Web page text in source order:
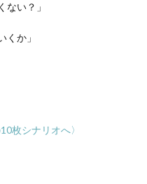
い？」
か」
10枚シナリオへ〉